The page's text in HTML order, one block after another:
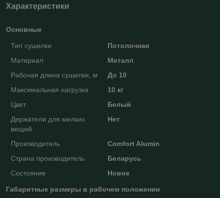
Характеристики
Основные
Тип сушилки
Потолочная
Материал
Металл
Рабочая длина сушилки, м
До 10
Максимальная нагрузка
10 кг
Цвет
Белый
Держатели для мелких
вещей
Нет
Производитель
Comfort Alumin
Страна производитель
Беларусь
Состояние
Новое
Габаритные размеры в рабочем положении